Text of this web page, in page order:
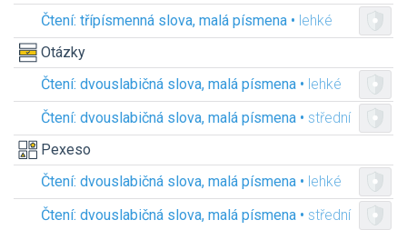
Čtení: třípísmenná slova, malá písmena • lehké
Otázky
Čtení: dvouslabičná slova, malá písmena • lehké
Čtení: dvouslabičná slova, malá písmena • střední
Pexeso
Čtení: dvouslabičná slova, malá písmena • lehké
Čtení: dvouslabičná slova, malá písmena • střední